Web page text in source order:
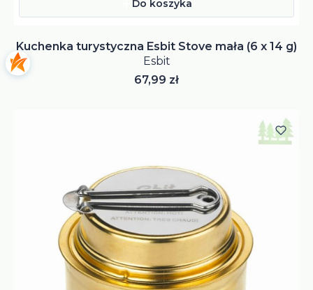
Do koszyka
Kuchenka turystyczna Esbit Stove mała (6 x 14 g)
Esbit
Cena
67,99 zł